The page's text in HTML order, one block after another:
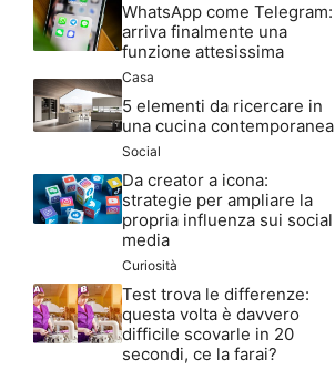
WhatsApp come Telegram:
arriva finalmente una
funzione attesissima
Casa
5 elementi da ricercare in
una cucina contemporanea
Social
Da creator a icona:
strategie per ampliare la
propria influenza sui social
media
Curiosità
Test trova le differenze:
questa volta è davvero
difficile scovarle in 20
secondi, ce la farai?